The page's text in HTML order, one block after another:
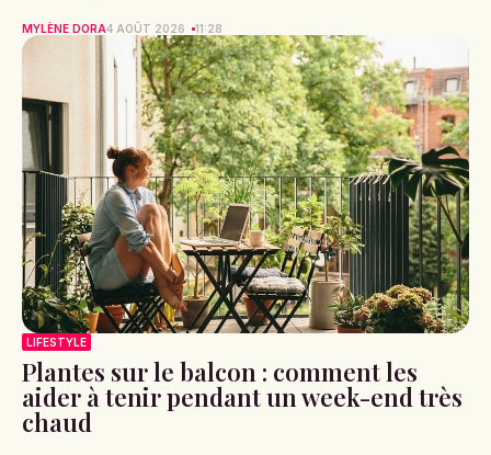
MYLÈNE DORA4 AOÛT 2026 11:28
LIFESTYLE
Plantes sur le balcon : comment les
aider à tenir pendant un week-end très
chaud